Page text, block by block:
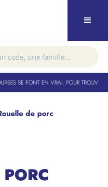
SE FONT EN VRAI. POUR TROUVER
de porc